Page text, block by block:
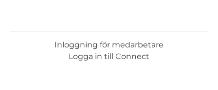
Inloggning för medarbetare
Logga in till Connect